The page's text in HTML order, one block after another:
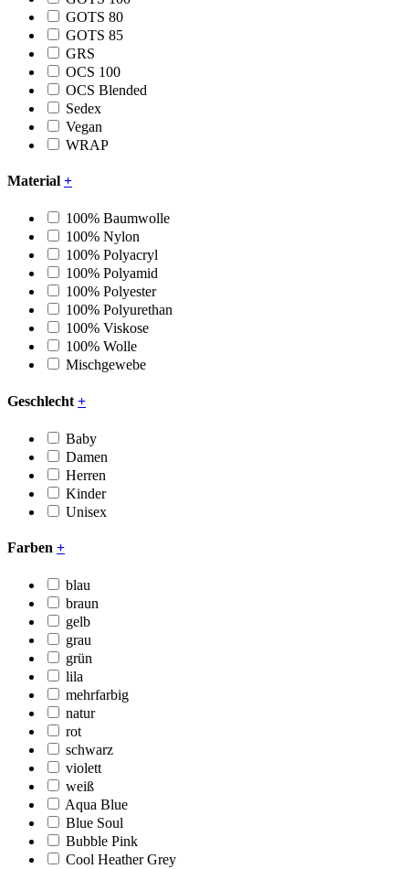
GOTS 80
GOTS 85
GRS
OCS 100
OCS Blended
Sedex
Vegan
WRAP
Material +
100% Baumwolle
100% Nylon
100% Polyacryl
100% Polyamid
100% Polyester
100% Polyurethan
100% Viskose
100% Wolle
Mischgewebe
Geschlecht +
Baby
Damen
Herren
Kinder
Unisex
Farben +
blau
braun
gelb
grau
grün
lila
mehrfarbig
natur
rot
schwarz
violett
weiß
Aqua Blue
Blue Soul
Bubble Pink
Cool Heather Grey